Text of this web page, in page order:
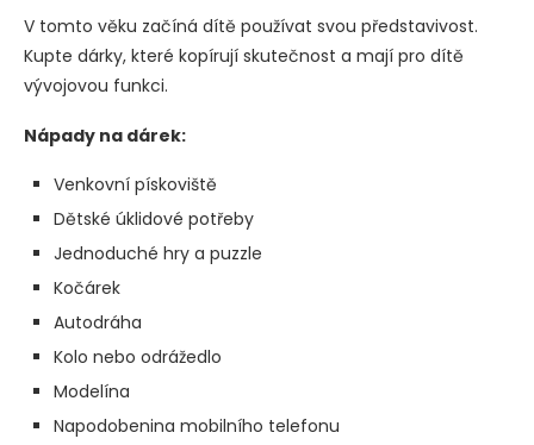
V tomto věku začíná dítě používat svou představivost.
Kupte dárky, které kopírují skutečnost a mají pro dítě
vývojovou funkci.
Nápady na dárek:
Venkovní pískoviště
Dětské úklidové potřeby
Jednoduché hry a puzzle
Kočárek
Autodráha
Kolo nebo odrážedlo
Modelína
Napodobenina mobilního telefonu